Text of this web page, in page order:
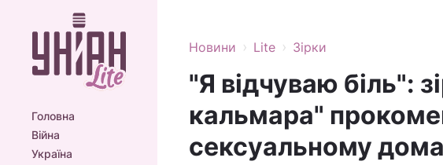
Головна
Війна
Україна
Новини › Lite › Зірки
"Я відчуваю біль":
кальмара"
сексуальному